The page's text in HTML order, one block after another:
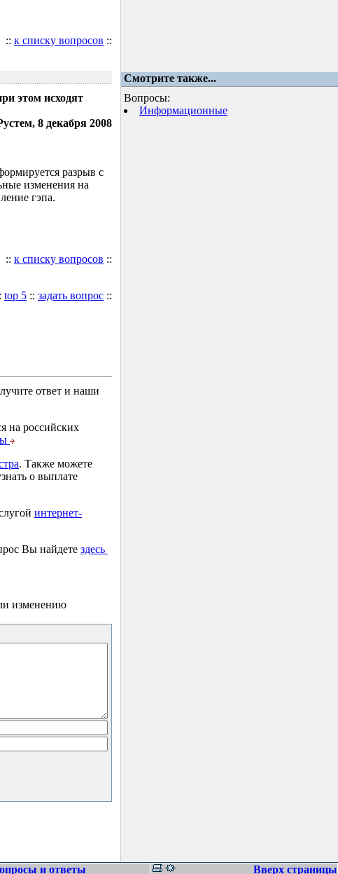
:: к списку вопросов ::
Смотрите также...
этом исходят
8 декабря 2008
разрыв с
изменения на
гэпа.
:: к списку вопросов ::
Вопросы:
Информационные
top 5 :: задать вопрос ::
ответ и наши
на российских
. Также можете
о выплате
интернет-
Вы найдете здесь
изменению
и ответы Вверх страницы